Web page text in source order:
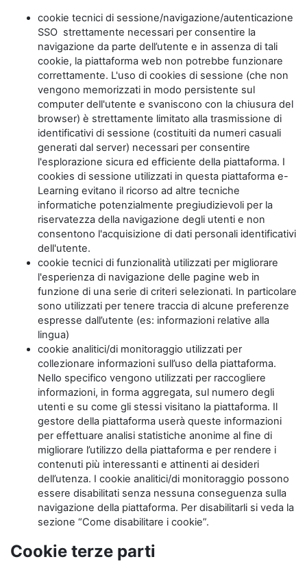
cookie tecnici di sessione/navigazione/autenticazione
SSO strettamente necessari per consentire la
navigazione da parte dell’utente e in assenza di tali
cookie, la piattaforma web non potrebbe funzionare
correttamente. L'uso di cookies di sessione (che non
vengono memorizzati in modo persistente sul
computer dell'utente e svaniscono con la chiusura del
browser) è strettamente limitato alla trasmissione di
identificativi di sessione (costituiti da numeri casuali
generati dal server) necessari per consentire
l'esplorazione sicura ed efficiente della piattaforma. I
cookies di sessione utilizzati in questa piattaforma e-
Learning evitano il ricorso ad altre tecniche
informatiche potenzialmente pregiudizievoli per la
riservatezza della navigazione degli utenti e non
consentono l'acquisizione di dati personali identificativi
dell'utente.
cookie tecnici di funzionalità utilizzati per migliorare
l'esperienza di navigazione delle pagine web in
funzione di una serie di criteri selezionati. In particolare
sono utilizzati per tenere traccia di alcune preferenze
espresse dall’utente (es: informazioni relative alla
lingua)
cookie analitici/di monitoraggio utilizzati per
collezionare informazioni sull’uso della piattaforma.
Nello specifico vengono utilizzati per raccogliere
informazioni, in forma aggregata, sul numero degli
utenti e su come gli stessi visitano la piattaforma. Il
gestore della piattaforma userà queste informazioni
per effettuare analisi statistiche anonime al fine di
migliorare l’utilizzo della piattaforma e per rendere i
contenuti più interessanti e attinenti ai desideri
dell’utenza. I cookie analitici/di monitoraggio possono
essere disabilitati senza nessuna conseguenza sulla
navigazione della piattaforma. Per disabilitarli si veda la
sezione “Come disabilitare i cookie”.
Cookie terze parti